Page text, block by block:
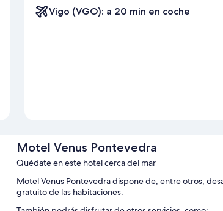
Vigo (VGO): a 20 min en coche
Motel Venus Pontevedra
Quédate en este hotel cerca del mar
Motel Venus Pontevedra dispone de, entre otros,
gratuito de las habitaciones.